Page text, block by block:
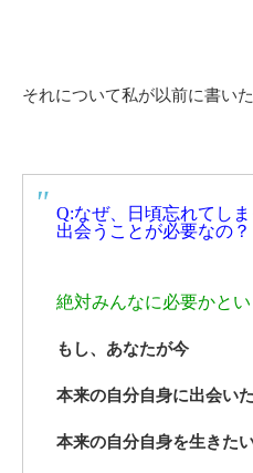
それについて私が以前に書い
Q:なぜ、日頃忘れてし
出会うことが必要なの？
絶対みんなに必要かと
もし、あなたが今
本来の自分自身に出会い
本来の自分自身を生きた